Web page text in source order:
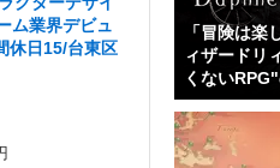
ム業界デビュ
休日15/台東区
「冒険は
ィザードリ
くない